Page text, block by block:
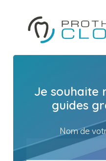
Je souhaite
guides
Nom de